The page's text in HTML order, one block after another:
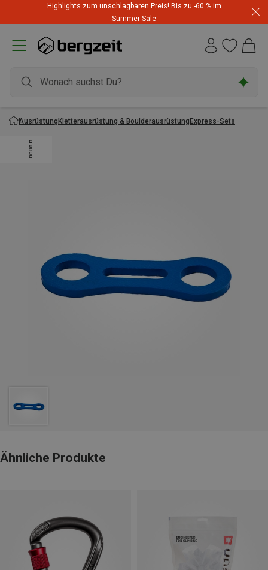
Highlights zum unschlagbaren Preis! Bis zu -60 % im
Summer Sale
AusrüstungKletterausrüstung & BoulderausrüstungExpress-Sets
Ähnliche Produkte